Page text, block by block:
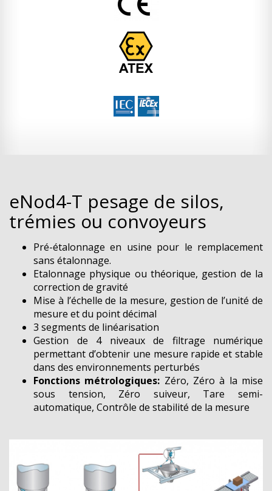
eNod4-T pesage de silos,
trémies ou convoyeurs
Pré-étalonnage en usine pour le remplacement
sans étalonnage.
Etalonnage physique ou théorique, gestion de la
correction de gravité
Mise à l’échelle de la mesure, gestion de l’unité de
mesure et du point décimal
3 segments de linéarisation
Gestion de 4 niveaux de filtrage numérique
permettant d’obtenir une mesure rapide et stable
dans des environnements perturbés
Fonctions métrologiques: Zéro, Zéro à la mise
sous tension, Zéro suiveur, Tare semi-
automatique, Contrôle de stabilité de la mesure